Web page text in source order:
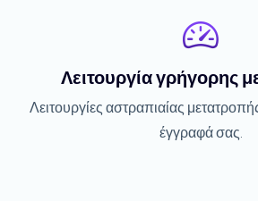
Λειτουργία γρήγορης
Λειτουργίες αστραπιαίας
έγγραφά σας.